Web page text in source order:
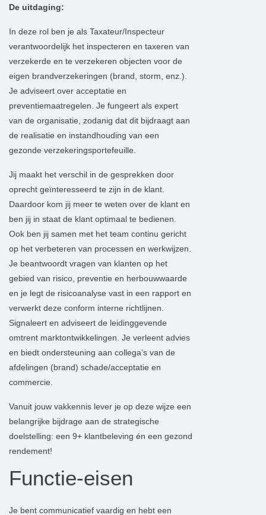
De uitdaging:
In deze rol ben je als Taxateur/Inspecteur
verantwoordelijk het inspecteren en taxeren van
verzekerde en te verzekeren objecten voor de
eigen brandverzekeringen (brand, storm, enz.).
Je adviseert over acceptatie en
preventiemaatregelen. Je fungeert als expert
van de organisatie, zodanig dat dit bijdraagt aan
de realisatie en instandhouding van een
gezonde verzekeringsportefeuille.
Jij maakt het verschil in de gesprekken door
oprecht geïnteresseerd te zijn in de klant.
Daardoor kom jij meer te weten over de klant en
ben jij in staat de klant optimaal te bedienen.
Ook ben jij samen met het team continu gericht
op het verbeteren van processen en werkwijzen.
Je beantwoordt vragen van klanten op het
gebied van risico, preventie en herbouwwaarde
en je legt de risicoanalyse vast in een rapport en
verwerkt deze conform interne richtlijnen.
Signaleert en adviseert de leidinggevende
omtrent marktontwikkelingen. Je verleent advies
en biedt ondersteuning aan collega’s van de
afdelingen (brand) schade/acceptatie en
commercie.
Vanuit jouw vakkennis lever je op deze wijze een
belangrijke bijdrage aan de strategische
doelstelling: een 9+ klantbeleving én een gezond
rendement!
Functie-eisen
Je bent communicatief vaardig en hebt een